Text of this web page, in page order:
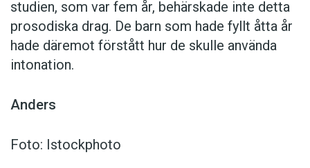
studien, som var fem år, behärskade inte detta
prosodiska drag. De barn som hade fyllt åtta år
hade däremot förstått hur de skulle använda
intonation.
Anders
Foto: Istockphoto